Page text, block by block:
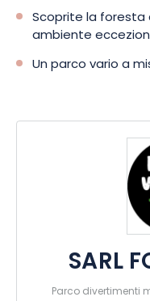
Scoprite la foresta
ambiente
Un parco vario a
SARL
Parco divertimenti